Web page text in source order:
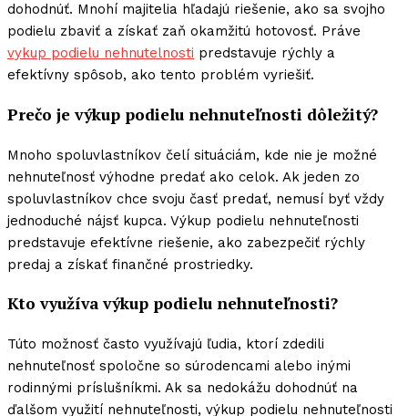
dohodnúť. Mnohí majitelia hľadajú riešenie, ako sa svojho
podielu zbaviť a získať zaň okamžitú hotovosť. Práve
vykup podielu nehnutelnosti predstavuje rýchly a
efektívny spôsob, ako tento problém vyriešiť.
Prečo je výkup podielu nehnuteľnosti dôležitý?
Mnoho spoluvlastníkov čelí situáciám, kde nie je možné
nehnuteľnosť výhodne predať ako celok. Ak jeden zo
spoluvlastníkov chce svoju časť predať, nemusí byť vždy
jednoduché nájsť kupca. Výkup podielu nehnuteľnosti
predstavuje efektívne riešenie, ako zabezpečiť rýchly
predaj a získať finančné prostriedky.
Kto využíva výkup podielu nehnuteľnosti?
Túto možnosť často využívajú ľudia, ktorí zdedili
nehnuteľnosť spoločne so súrodencami alebo inými
rodinnými príslušníkmi. Ak sa nedokážu dohodnúť na
ďalšom využití nehnuteľnosti, výkup podielu nehnuteľnosti